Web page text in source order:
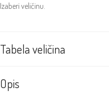
Izaberi veličinu.
Tabela veličina
Opis